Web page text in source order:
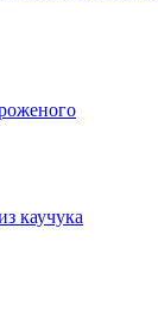
каучука